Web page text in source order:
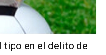
tipo en el delito de